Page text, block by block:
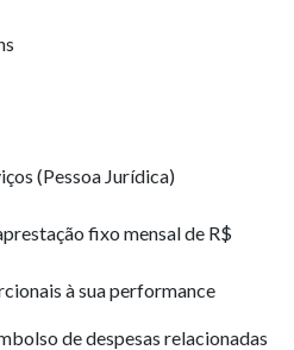
(Pessoa Jurídica)
fixo mensal de R$
à sua performance
de despesas relacionadas